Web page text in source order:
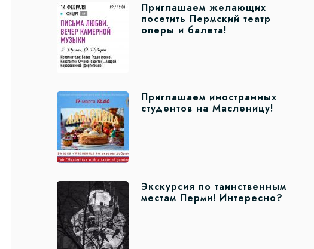
Приглашаем желающих
посетить Пермский театр
оперы и балета!
Приглашаем иностранных
студентов на Масленицу!
Экскурсия по таинственным
местам Перми! Интересно?